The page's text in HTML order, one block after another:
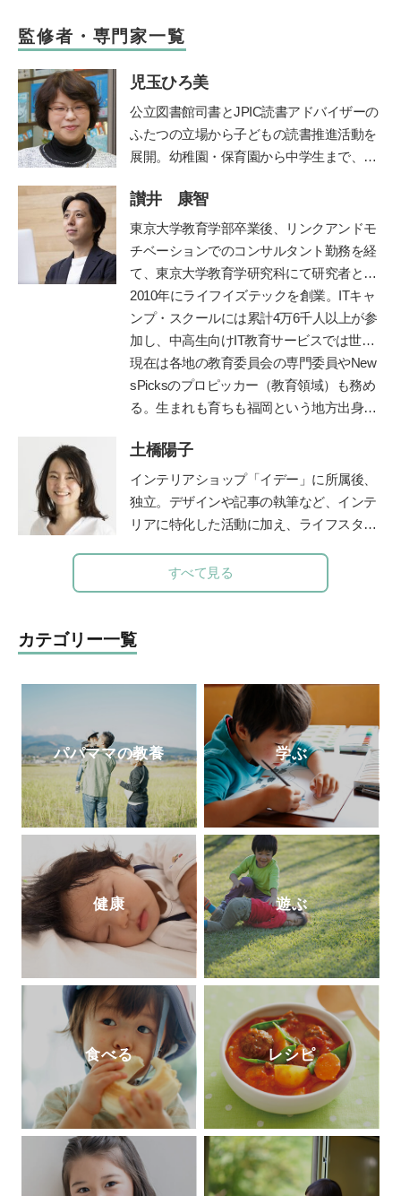
監修者・専門家一覧
児玉ひろ美
公立図書館司書とJPIC読書アドバイザーの
ふたつの立場から子どもの読書推進活動を
展開。幼稚園・保育園から中学生まで、お
人への講座や講演を行う。近年は大学にて
児童文化財としての絵本の魅力を学生に伝
えている。 鎌倉女子大学短期大学部非常勤
講師など、幅広く活躍。著書に『0～5歳
子どもを育てる「読み聞かせ」実践ガイ
ド』『子どもを育てる0歳・1歳・2歳児に
ぴったりの絵本』（共に小学館）がある。
讃井 康智
東京大学教育学部卒業後、リンクアンドモ
チベーションでのコンサルタント勤務を経
て、東京大学教育学研究科にて研究者とし
て博士課程まで在籍。専門は教育政策・学
習科学。学習科学の世界的権威、故三宅な
ほみ東大名誉教授に師事し、全国の学校や
保育園での協調的・創造的な学びづくりを
支援。
2010年にライフイズテックを創業。ITキャ
ンプ・スクールには累計4万6千人以上が参
加し、中高生向けIT教育サービスでは世界
2位まで成長。ディズニーとコラボした
「テクノロジア魔法学校」や学校向け教材
「ライフイズテックレッスン」などオンラ
現在は各地の教育委員会の専門委員やNew
sPicksのプロピッカー（教育領域）も務め
る。生まれも育ちも福岡という地方出身者
差」を埋めるべく全国を奔走中。
is-tech.com/
土橋陽子
インテリアショップ「イデー」に所属後、
独立。デザインや記事の執筆など、インテ
リアに特化した活動に加え、ライフスタイ
の時間に笑顔を増やすアナログ時計「funp
unclock」シリーズデザイナー。仕事と並
目ざして、モンテッソーリ教育理論を学び
直し中。
すべて見る
カテゴリー一覧
パパママの教養 学ぶ
健康 遊ぶ
食べる レシピ